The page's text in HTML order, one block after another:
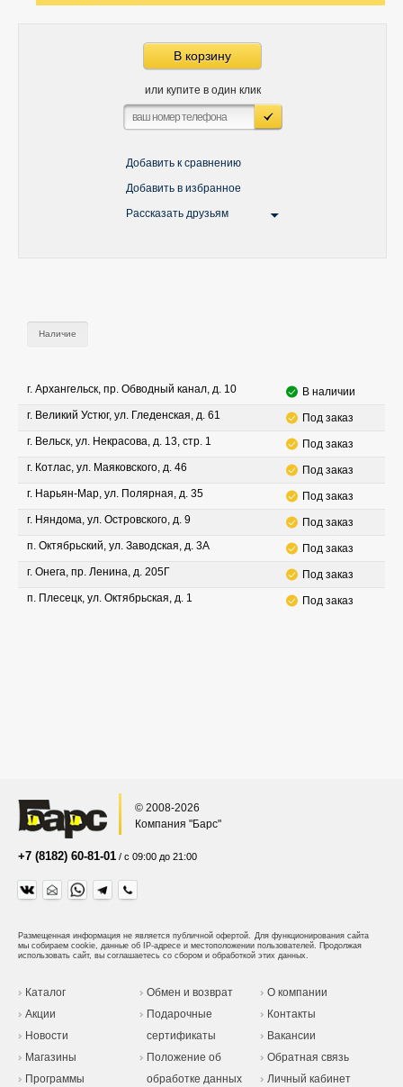
В корзину
или купите в один клик
Добавить к сравнению
Добавить в избранное
Рассказать друзьям
Наличие
г. Архангельск, пр. Обводный канал, д. 10
В наличии
г. Великий Устюг, ул. Гледенская, д. 61
Под заказ
г. Вельск, ул. Некрасова, д. 13, стр. 1
Под заказ
г. Котлас, ул. Маяковского, д. 46
Под заказ
г. Нарьян-Мар, ул. Полярная, д. 35
Под заказ
г. Няндома, ул. Островского, д. 9
Под заказ
п. Октябрьский, ул. Заводская, д. 3А
Под заказ
г. Онега, пр. Ленина, д. 205Г
Под заказ
п. Плесецк, ул. Октябрьская, д. 1
Под заказ
© 2008-2026
Компания "Барс"
+7 (8182) 60-81-01 / с 09:00 до 21:00
Размещенная информация не является публичной офертой. Для функционирования сайта
мы собираем cookie, данные об IP-адресе и местоположении пользователей. Продолжая
использовать сайт, вы соглашаетесь со сбором и обработкой этих данных.
Каталог
Акции
Новости
Магазины
Программы
Обмен и возврат
Подарочные
сертификаты
Положение об
обработке данных
О компании
Контакты
Вакансии
Обратная связь
Личный кабинет